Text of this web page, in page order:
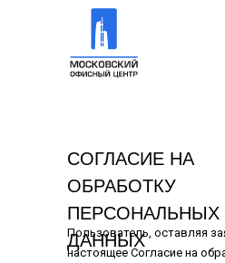
СОГЛАСИЕ НА
ОБРАБОТКУ
ПЕРСОНАЛЬНЫХ
ДАННЫХ
Пользователь, оставляя
настоящее Согласие на